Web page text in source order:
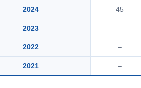
2024 45
2023 –
2022 –
2021 –